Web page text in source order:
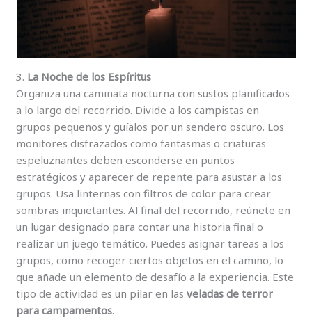
3. La Noche de los Espíritus
Organiza una caminata nocturna con sustos planificados
a lo largo del recorrido. Divide a los campistas en
grupos pequeños y guíalos por un sendero oscuro. Los
monitores disfrazados como fantasmas o criaturas
espeluznantes deben esconderse en puntos
estratégicos y aparecer de repente para asustar a los
grupos. Usa linternas con filtros de color para crear
sombras inquietantes. Al final del recorrido, reúnete en
un lugar designado para contar una historia final o
realizar un juego temático. Puedes asignar tareas a los
grupos, como recoger ciertos objetos en el camino, lo
que añade un elemento de desafío a la experiencia. Este
tipo de actividad es un pilar en lasveladas de terror
para campamentos.